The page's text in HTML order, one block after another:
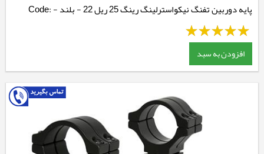
پایه دوربین تفنگ نیکواسترلینگ رینگ 25 ریل 22 - بلند - Code:
NSMQR1WH
افزودن به سبد